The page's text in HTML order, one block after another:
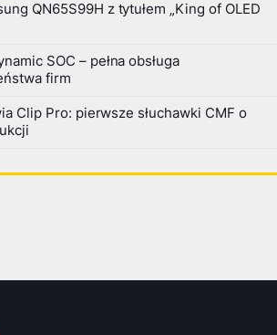
QN65S99H z tytułem „King of OLED
SOC – pełna obsługa
firm
Clip Pro: pierwsze słuchawki CMF o